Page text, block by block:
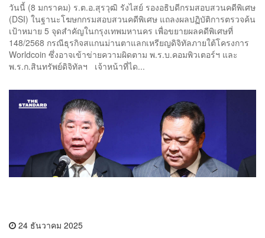
วันนี้ (8 มกราคม) ร.ต.อ.สุรวุฒิ รังไสย์ รองอธิบดีกรมสอบสวนคดีพิเศษ
(DSI) ในฐานะโฆษกกรมสอบสวนคดีพิเศษ แถลงผลปฏิบัติการตรวจค้น
เป้าหมาย 5 จุดสำคัญในกรุงเทพมหานคร เพื่อขยายผลคดีพิเศษที่
148/2568 กรณีธุรกิจสแกนม่านตาแลกเหรียญดิจิทัลภายใต้โครงการ
Worldcoin ซึ่งอาจเข้าข่ายความผิดตาม พ.ร.บ.คอมพิวเตอร์ฯ และ
พ.ร.ก.สินทรัพย์ดิจิทัลฯ เจ้าหน้าที่ได...
24 ธันวาคม 2025